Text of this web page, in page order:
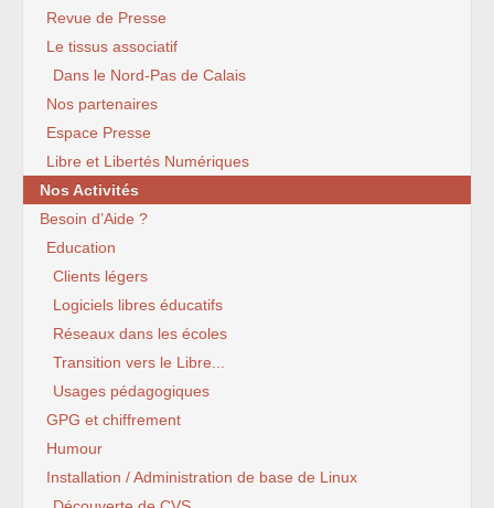
Revue de Presse
Le tissus associatif
Dans le Nord-Pas de Calais
Nos partenaires
Espace Presse
Libre et Libertés Numériques
Nos Activités
Besoin d’Aide ?
Education
Clients légers
Logiciels libres éducatifs
Réseaux dans les écoles
Transition vers le Libre...
Usages pédagogiques
GPG et chiffrement
Humour
Installation / Administration de base de Linux